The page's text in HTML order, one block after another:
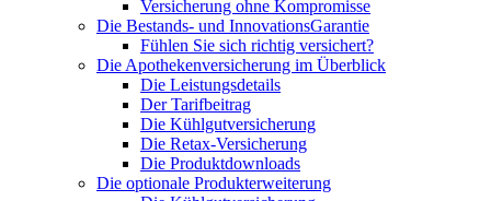
Versicherung ohne Kompromisse
Die Bestands- und InnovationsGarantie
Fühlen Sie sich richtig versichert?
Die Apothekenversicherung im Überblick
Die Leistungsdetails
Der Tarifbeitrag
Die Kühlgutversicherung
Die Retax-Versicherung
Die Produktdownloads
Die optionale Produkterweiterung